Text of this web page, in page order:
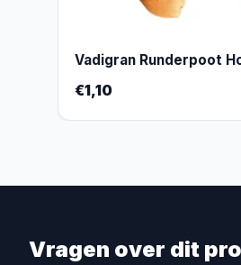
Vadigran Runderpoot
€1,10
Vragen over dit